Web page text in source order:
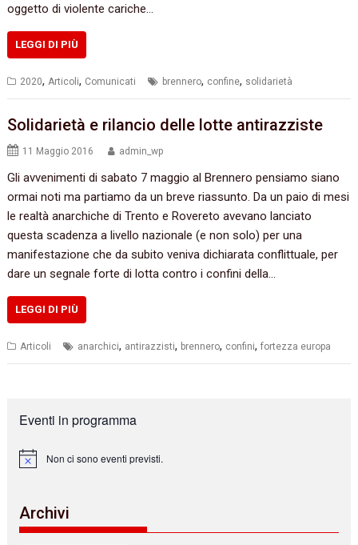
oggetto di violente cariche…
LEGGI DI PIÙ
2020, Articoli, Comunicati brennero, confine, solidarietà
Solidarietà e rilancio delle lotte antirazziste
11 Maggio 2016 admin_wp
Gli avvenimenti di sabato 7 maggio al Brennero pensiamo siano
ormai noti ma partiamo da un breve riassunto. Da un paio di mesi
le realtà anarchiche di Trento e Rovereto avevano lanciato
questa scadenza a livello nazionale‭ (‬e non solo‭) ‬per una
manifestazione che da subito veniva dichiarata conflittuale,‭ ‬per
dare un segnale forte di lotta contro i confini della…
LEGGI DI PIÙ
Articoli anarchici, antirazzisti, brennero, confini,fortezza europa
Eventi in programma
N
c
e
Non ci sono eventi previsti.
Archivi